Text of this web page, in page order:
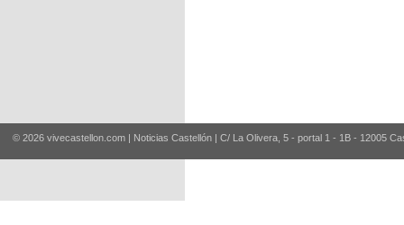
© 2026 vivecastellon.com | Noticias Castellón | C/ La Olivera, 5 - portal 1 - 1B - 12005